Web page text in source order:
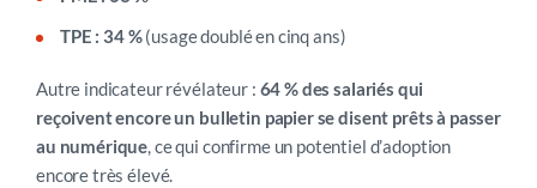
TPE : 34 %(usage doublé en cinq ans)
Autre indicateur révélateur : 64 % des salariés qui
reçoivent encore un bulletin papier se disent prêts à passer
au numérique, ce qui confirme un potentiel d’adoption
encore très élevé.